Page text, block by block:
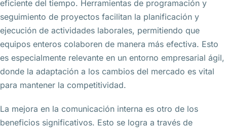
eficiente del tiempo. Herramientas de programación y
seguimiento de proyectos facilitan la planificación y
ejecución de actividades laborales, permitiendo que
equipos enteros colaboren de manera más efectiva. Esto
es especialmente relevante en un entorno empresarial ágil,
donde la adaptación a los cambios del mercado es vital
para mantener la competitividad.
La mejora en la comunicación interna es otro de los
beneficios significativos. Esto se logra a través de